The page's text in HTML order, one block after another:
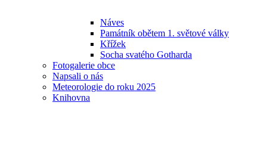
Náves
Památník obětem 1. světové války
Křížek
Socha svatého Gotharda
Fotogalerie obce
Napsali o nás
Meteorologie do roku 2025
Knihovna